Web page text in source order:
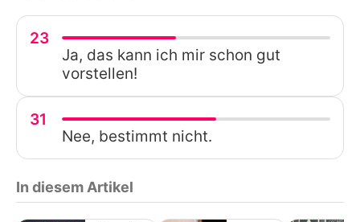
23
Ja, das kann ich mir schon gut
vorstellen!
31
Nee, bestimmt nicht.
In diesem Artikel